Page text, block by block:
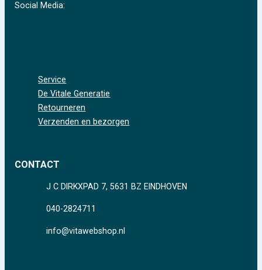
Social Media:
Service
De Vitale Generatie
Retourneren
Verzenden en bezorgen
CONTACT
J C DIRKXPAD 7, 5631 BZ EINDHOVEN
040-2824711
info@vitawebshop.nl